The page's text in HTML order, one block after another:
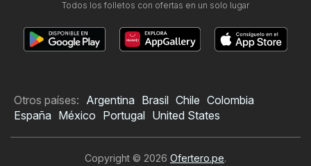
Todos los folletos con ofertas en un solo lugar
Otros países: Argentina Brasil Chile Colombia
España México Portugal United States
Copyright © 2026 Ofertero.pe.